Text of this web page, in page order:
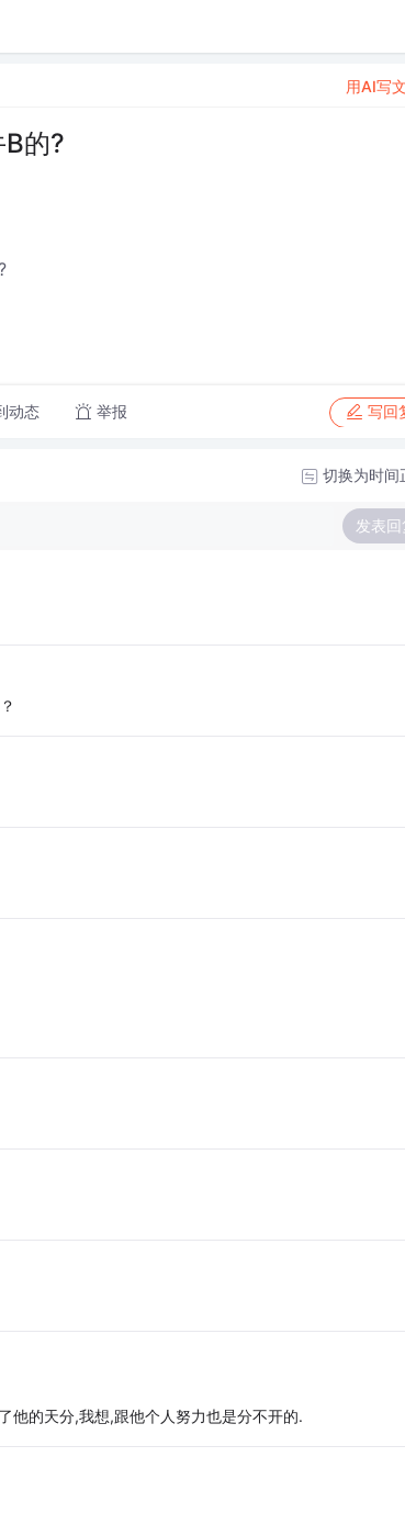
的?
动态 举报 写回
用AI写
切换为时间
发表回
他的天分,我想,跟他个人努力也是分不开的.